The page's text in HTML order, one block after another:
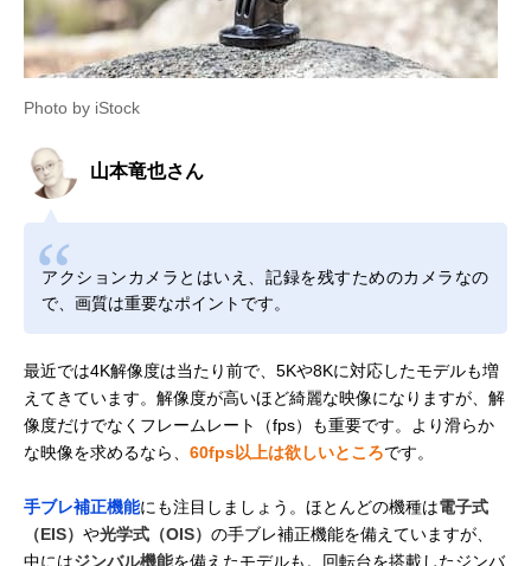
Photo by iStock
山本竜也さん
アクションカメラとはいえ、記録を残すためのカメラなの
で、画質は重要なポイントです。
最近では4K解像度は当たり前で、5Kや8Kに対応したモデルも増
えてきています。解像度が高いほど綺麗な映像になりますが、解
像度だけでなくフレームレート（fps）も重要です。より滑らか
な映像を求めるなら、 60fps以上は欲しいところです。
手ブレ補正機能にも注目しましょう。ほとんどの機種は電子式
（EIS） や光学式（OIS） の手ブレ補正機能を備えていますが、
中にはジンバル機能を備えたモデルも。回転台を搭載したジンバ